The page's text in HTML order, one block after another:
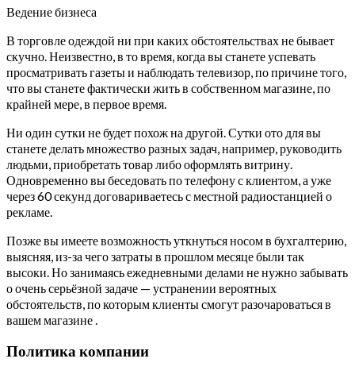
Ведение бизнеса
В торговле одеждой ни при каких обстоятельствах не бывает
скучно. Неизвестно, в то время, когда вы станете успевать
просматривать газеты и наблюдать телевизор, по причине того,
что вы станете фактически жить в собственном магазине, по
крайней мере, в первое время.
Ни один сутки не будет похож на другой. Сутки ото для вы
станете делать множество разных задач, например, руководить
людьми, приобретать товар либо оформлять витрину.
Одновременно вы беседовать по телефону с клиентом, а уже
через 60 секунд договариваетесь с местной радиостанцией о
рекламе.
Позже вы имеете возможность уткнуться носом в бухгалтерию,
выясняя, из-за чего затраты в прошлом месяце были так
высоки. Но занимаясь ежедневными делами не нужно забывать
о очень серьёзной задаче — устранении вероятных
обстоятельств, по которым клиенты смогут разочароваться в
вашем магазине .
Политика компании